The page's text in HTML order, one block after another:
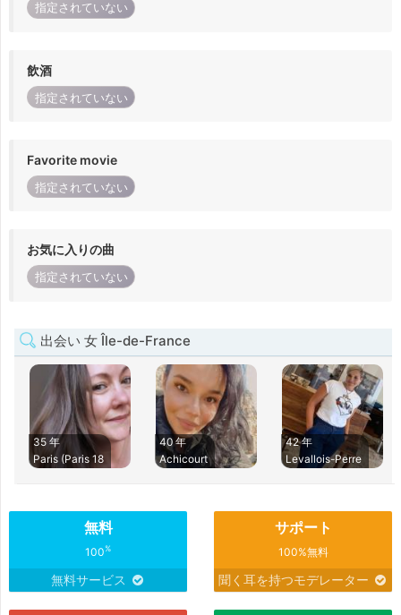
指定されていない
飲酒
指定されていない
Favorite movie
指定されていない
お気に入りの曲
指定されていない
出会い 女 Île-de-France
35 年
Paris (Paris 18
40 年
Achicourt
42 年
Levallois-Perre
無料
100%
無料サービス
サポート
100%無料
聞く耳を持つモデレーター